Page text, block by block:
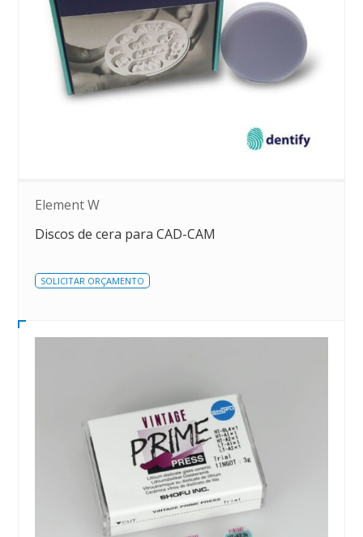
Element W
Discos de cera para CAD-CAM
SOLICITAR ORÇAMENTO